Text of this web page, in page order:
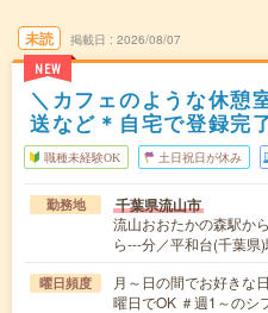
未読
NEW
掲載日 2026/08/07
＼カフェのような休憩
送など＊自宅で登録完
職種未経験OK 土日祝日が休み
勤務地 千葉県流山市
流山おおたかの森駅か
ら---分／平和台(千葉
曜日頻度
月～日の間でお好きな
曜日でOK ＃週1～のシ